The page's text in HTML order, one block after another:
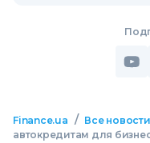
Finance.ua / Все новости
автокредитам для